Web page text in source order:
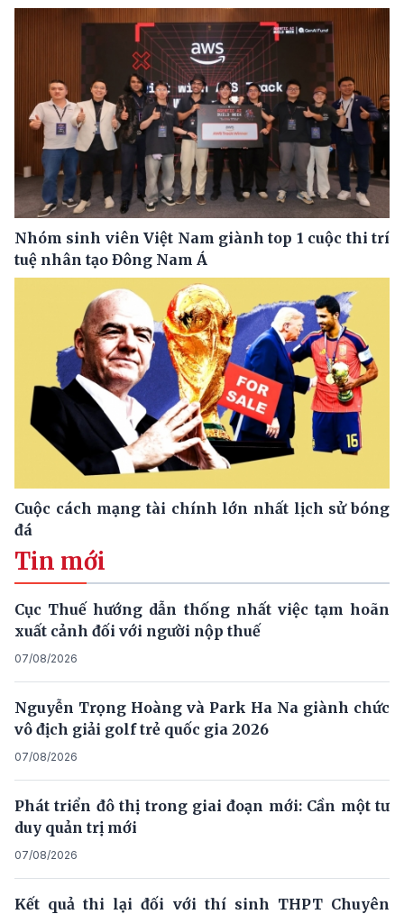
Nhóm sinh viên Việt Nam giành top 1 cuộc thi trí
tuệ nhân tạo Đông Nam Á
Cuộc cách mạng tài chính lớn nhất lịch sử bóng
đá
Tin mới
Cục Thuế hướng dẫn thống nhất việc tạm hoãn
xuất cảnh đối với người nộp thuế
07/08/2026
Nguyễn Trọng Hoàng và Park Ha Na giành chức
vô địch giải golf trẻ quốc gia 2026
07/08/2026
Phát triển đô thị trong giai đoạn mới: Cần một tư
duy quản trị mới
07/08/2026
Kết quả thi lại đối với thí sinh THPT Chuyên